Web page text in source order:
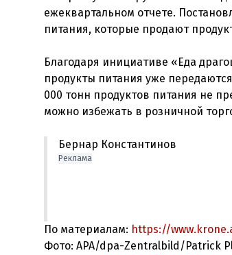
ежеквартальном отчете.
питания, которые продают
Благодаря инициативе «Еда
продукты питания уже
000 тонн продуктов питания не
Бернар Константинов
Реклама
По материалам: https://
Фото: APA/dpa-Zentralbild/Patrick